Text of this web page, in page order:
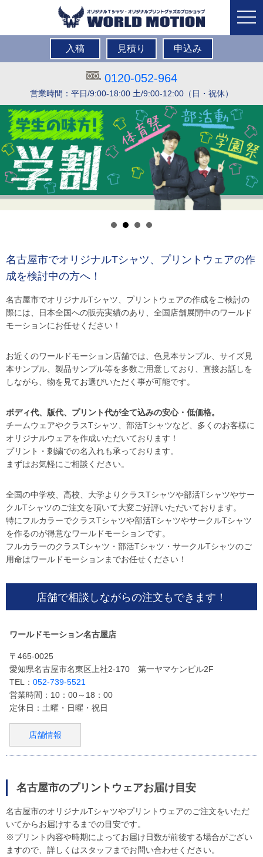
入稿 見積り 申込み
0120-052-964
営業時間：平日/9:00-18:00 土/9:00-12:00（日・祝休）
名古屋市でオリジナルTシャツ、プリントウェアの作
成を検討中の方へ！
名古屋市でオリジナルTシャツ、プリントウェアの作成をご検討の
際には、日本全国への販売実績のあり、全国店舗展開中のワールド
モーションにお任せください！
お近くのワールドモーション店舗では、色見本サンプル、サイズ見
本サンプル、製品サンプル等を多数ご用意しており、直接お話しを
しながら、物を見てお選びいただく事が可能です。
ボディ代、版代、プリント代が全て込みの安心・低価格。
チームウェアやクラスTシャツ、部活Tシャツなど、多くのお客様に
オリジナルウェアを作成いただいております！
プリント・刺繍での名入れも承っております。
まずはお気軽にご相談ください。
全国の中学校、高校、大学よりクラスTシャツや部活Tシャツやサー
クルTシャツのご注文を頂いて大変ご好評いただいております。
特にフルカラーでクラスTシャツや部活TシャツやサークルTシャツ
を作るのが得意なワールドモーションです。
フルカラーのクラスTシャツ・部活Tシャツ・サークルTシャツのご
用命はワールドモーションまでお任せください！
店舗で相談しながらの注文もできます！
ワールドモーション名古屋店
〒465-0025
愛知県名古屋市名東区上社2-170 第一ヤマケンビル2F
TEL： 052-739-5521
営業時間：10：00～18：00
定休日：土曜・日曜・祝日
店舗情報
名古屋市のプリントウェアお届け目安
名古屋市のオリジナルTシャツやプリントウェアのご注文をいただ
いてからお届けするまでの目安です。
※プリント内容や時期によってお届け日数が前後する場合がござい
ますので、詳しくはスタッフまでお問い合わせください。